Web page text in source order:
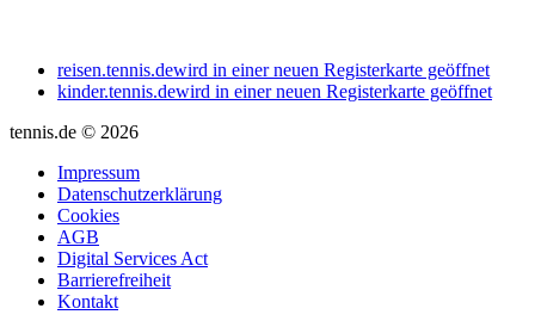
reisen.tennis.dewird in einer neuen Registerkarte geöffnet
kinder.tennis.dewird in einer neuen Registerkarte geöffnet
tennis.de © 2026
Impressum
Datenschutzerklärung
Cookies
AGB
Digital Services Act
Barrierefreiheit
Kontakt